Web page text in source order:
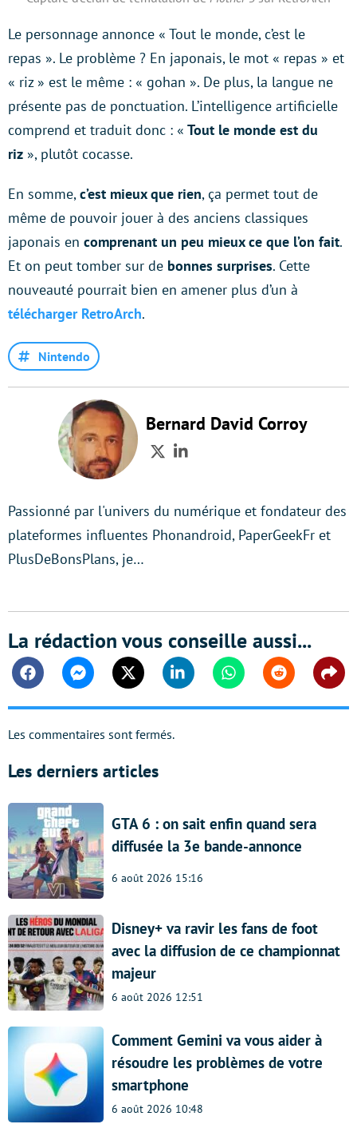
Le personnage annonce « Tout le monde, c’est le
repas ». Le problème ? En japonais, le mot « repas » et
« riz » est le même : « gohan ». De plus, la langue ne
présente pas de ponctuation. L’intelligence artificielle
comprend et traduit donc : « Tout le monde est du
riz », plutôt cocasse.
En somme,c’est mieux que rien, ça permet tout de
même de pouvoir jouer à des anciens classiques
japonais en comprenant un peu mieux ce que l’on fait.
Et on peut tomber sur de bonnes surprises. Cette
nouveauté pourrait bien en amener plus d’un à
télécharger RetroArch.
Nintendo
Bernard David Corroy
TwitterLinkedIn
Passionné par l'univers du numérique et fondateur des
plateformes influentes Phonandroid, PaperGeekFr et
PlusDeBonsPlans, je…
La rédaction vous conseille aussi...
FacebookMessengerTwitter Linkedin WhatsappReddit
Les commentaires sont fermés.
Les derniers articles
GTA 6 : on sait enfin quand sera
diffusée la 3e bande-annonce
6 août 2026 15:16
Disney+ va ravir les fans de foot
avec la diffusion de ce championnat
majeur
6 août 2026 12:51
Comment Gemini va vous aider à
résoudre les problèmes de votre
smartphone
6 août 2026 10:48